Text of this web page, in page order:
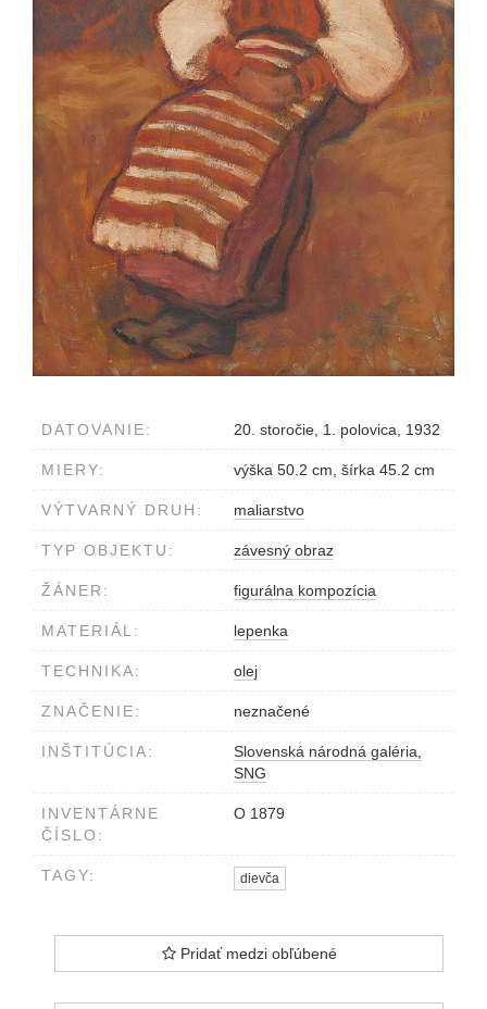
DATOVANIE: 20. storočie, 1. polovica, 1932
MIERY: výška 50.2 cm, šírka 45.2 cm
VÝTVARNÝ DRUH: maliarstvo
TYP OBJEKTU: závesný obraz
ŽÁNER: figurálna kompozícia
MATERIÁL: lepenka
TECHNIKA: olej
ZNAČENIE: neznačené
INŠTITÚCIA:
Slovenská národná galéria,
SNG
INVENTÁRNE
ČÍSLO:
O 1879
TAGY: dievča
Pridať medzi obľúbené